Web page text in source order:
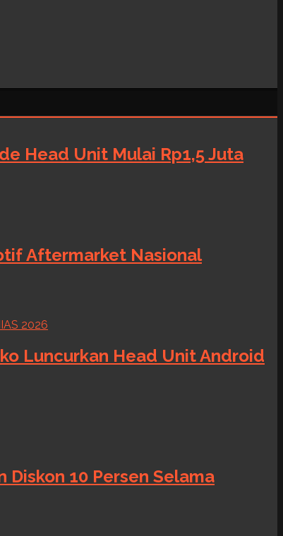
Head Unit Mulai Rp1,5 Juta
Aftermarket Nasional
Luncurkan Head Unit Android
Diskon 10 Persen Selama